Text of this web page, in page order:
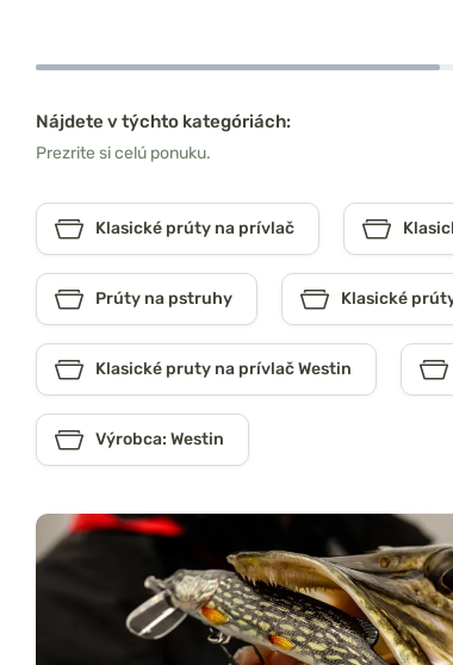
Nájdete v týchto kategóriách:
Prezrite si celú ponuku.
Klasické prúty na prívlač
Prúty na pstruhy Klasické
Klasické pruty na prívlač Westin
Výrobca: Westin